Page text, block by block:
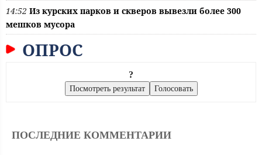
14:52 Из курских парков и скверов вывезли более 300
мешков мусора
ОПРОС
?
ПОСЛЕДНИЕ КОММЕНТАРИИ